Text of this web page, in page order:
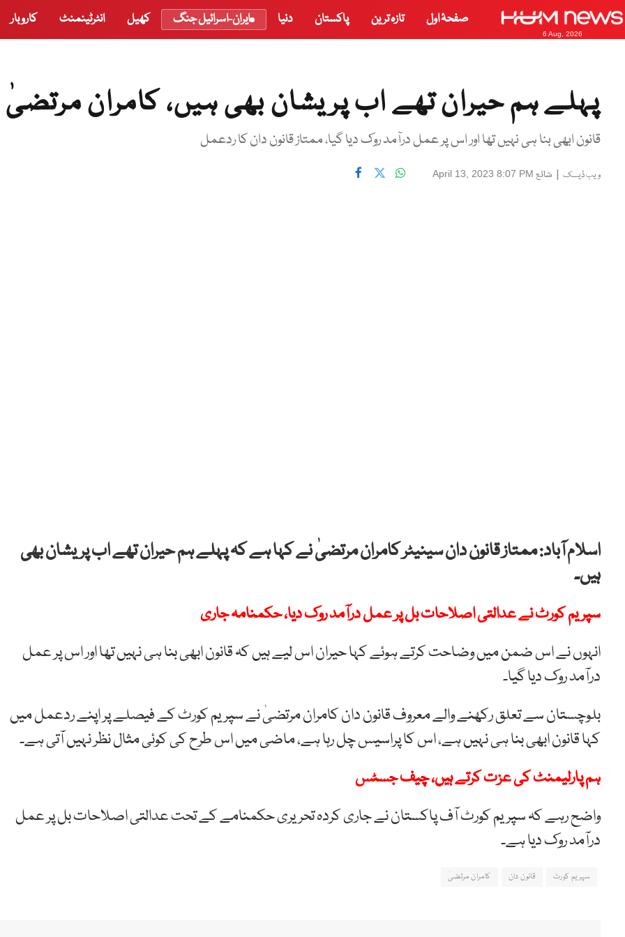
6 Aug, 2026
صفحۂ اول تازہ ترین پاکستان دنیا ایران-اسرائیل جنگ کھیل انٹرٹینمنٹ کاروبار
پہلے ہم حیران تھے اب پریشان بھی ہیں، کامران مرتضیٰ
قانون ابھی بنا ہی نہیں تھا اور اس پر عمل درآمد روک دیا گیا، ممتاز قانون دان کا ردعمل
ویب ڈیسک | شائع April 13, 2023 8:07 PM
اسلام آباد: ممتاز قانون دان سینیٹر کامران مرتضیٰ نے کہا ہے کہ پہلے ہم حیران تھے اب پریشان بھی
ہیں۔
سپریم کورٹ نے عدالتی اصلاحات بل پر عمل درآمد روک دیا، حکمنامہ جاری
انہوں نے اس ضمن میں وضاحت کرتے ہوئے کہا حیران اس لیے ہیں کہ قانون ابھی بنا ہی نہیں تھا اور اس پر عمل
درآمد روک دیا گیا۔
بلوچستان سے تعلق رکھنے والے معروف قانون دان کامران مرتضیٰ نے سپریم کورٹ کے فیصلے پر اپنے ردعمل میں
کہا قانون ابھی بنا ہی نہیں ہے، اس کا پراسیس چل رہا ہے، ماضی میں اس طرح کی کوئی مثال نظر نہیں آتی ہے۔
ہم پارلیمنٹ کی عزت کرتے ہیں، چیف جسٹس
واضح رہے کہ سپریم کورٹ آف پاکستان نے جاری کردہ تحریری حکمنامے کے تحت عدالتی اصلاحات بل پر عمل
درآمد روک دیا ہے۔
سپریم کورٹ قانون دان کامران مرتضیٰ